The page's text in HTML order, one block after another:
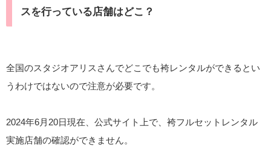
スを行っている店舗はどこ？
全国のスタジオアリスさんでどこでも袴レンタルができるとい
うわけではないので注意が必要です。
2024年6月20日現在、公式サイト上で、袴フルセットレンタル
実施店舗の確認ができません。